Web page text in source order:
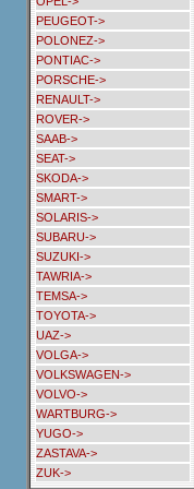
PEUGEOT->
POLONEZ->
PONTIAC->
PORSCHE->
RENAULT->
ROVER->
SAAB->
SEAT->
SKODA->
SMART->
SOLARIS->
SUBARU->
SUZUKI->
TAWRIA->
TEMSA->
TOYOTA->
UAZ->
VOLGA->
VOLKSWAGEN->
VOLVO->
WARTBURG->
YUGO->
ZASTAVA->
ZUK->